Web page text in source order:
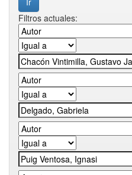
Filtros actuales: